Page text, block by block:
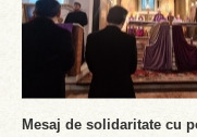
Mesaj de solidaritate cu